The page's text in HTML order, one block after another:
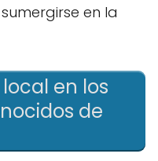
en la
en los
de